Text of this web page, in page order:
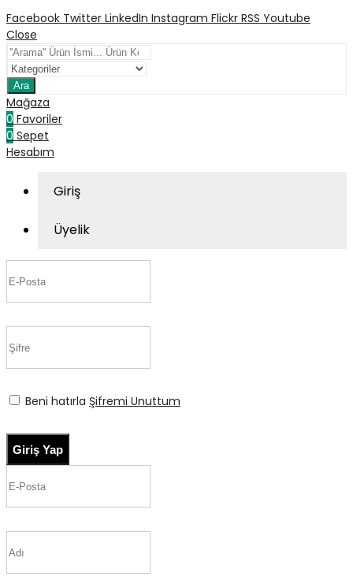
Facebook Twitter LinkedIn Instagram Flickr RSS Youtube
Close
Ara
Mağaza
0 Favoriler
0 Sepet
Hesabım
Giriş
Üyelik
Beni hatırla Şifremi Unuttum
Giriş Yap